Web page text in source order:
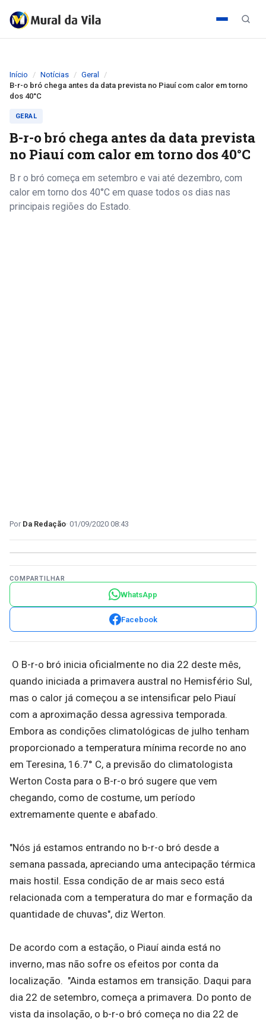
Início Notícias
Geral
B-r-o bró chega antes da data prevista no Piauí com calor em torno
dos 40°C
GERAL
B-r-o bró chega antes da data prevista
no Piauí com calor em torno dos 40°C
B r o bró começa em setembro e vai até dezembro, com
calor em torno dos 40°C em quase todos os dias nas
principais regiões do Estado.
Da Redação 01/09/2020 08:43
COMPARTILHAR
WhatsApp
Facebook
O B-r-o bró inicia oficialmente no dia 22 deste mês,
quando iniciada a primavera austral no Hemisfério Sul,
mas o calor já começou a se intensificar pelo Piauí
com a aproximação dessa agressiva temporada.
Embora as condições climatológicas de julho tenham
proporcionado a temperatura mínima recorde no ano
em Teresina, 16.7° C, a previsão do climatologista
Werton Costa para o B-r-o bró sugere que vem
chegando, como de costume, um período
extremamente quente e abafado.
"Nós já estamos entrando no b-r-o bró desde a
semana passada, apreciando uma antecipação térmica
mais hostil. Essa condição de ar mais seco está
relacionada com a temperatura do mar e formação da
quantidade de chuvas", diz Werton.
De acordo com a estação, o Piauí ainda está no
inverno, mas não sofre os efeitos por conta da
localização. "Ainda estamos em transição. Daqui para
dia 22 de setembro, começa a primavera. Do ponto de
vista da insolação, o b-r-o bró começa no dia 22 de